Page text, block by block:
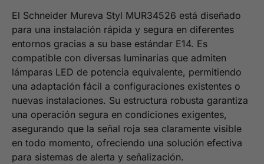
El Schneider Mureva Styl MUR34526 está diseñado
para una instalación rápida y segura en diferentes
entornos gracias a su base estándar E14. Es
compatible con diversas luminarias que admiten
lámparas LED de potencia equivalente, permitiendo
una adaptación fácil a configuraciones existentes o
nuevas instalaciones. Su estructura robusta garantiza
una operación segura en condiciones exigentes,
asegurando que la señal roja sea claramente visible
en todo momento, ofreciendo una solución efectiva
para sistemas de alerta y señalización.